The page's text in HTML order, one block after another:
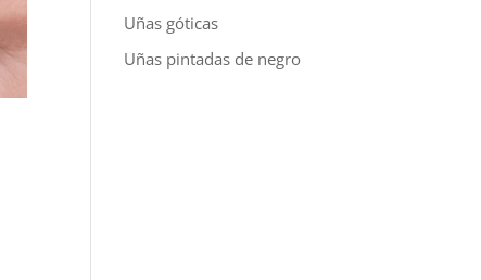
Uñas góticas
Uñas pintadas de negro